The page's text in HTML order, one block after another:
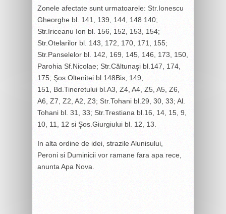
Zonele afectate sunt urmatoarele: Str.Ionescu
Gheorghe bl. 141, 139, 144, 148 140;
Str.Iriceanu Ion bl. 156, 152, 153, 154;
Str.Otelarilor bl. 143, 172, 170, 171, 155;
Str.Panselelor bl. 142, 169, 145, 146, 173, 150,
Parohia Sf.Nicolae; Str.Căltunaşi bl.147, 174,
175; Şos.Oltenitei bl.148Bis, 149,
151, Bd.Tineretului bl.A3, Z4, A4, Z5, A5, Z6,
A6, Z7, Z2, A2, Z3; Str.Tohani bl.29, 30, 33; Al.
Tohani bl. 31, 33; Str.Trestiana bl.16, 14, 15, 9,
10, 11, 12 si Şos.Giurgiului bl. 12, 13.
In alta ordine de idei, strazile Alunisului,
Peroni si Duminicii vor ramane fara apa rece,
anunta Apa Nova.